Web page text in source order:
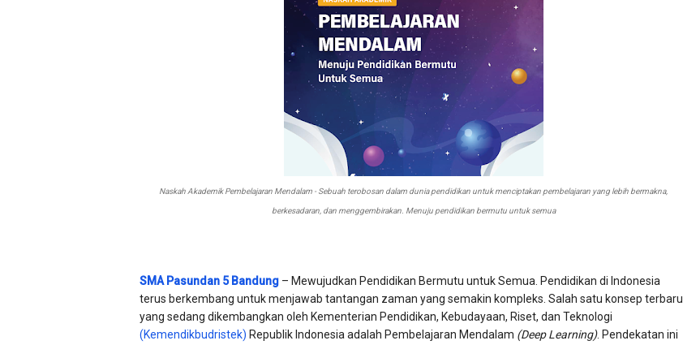
Naskah Akademik Pembelajaran Mendalam - Sebuah terobosan dalam dunia pendidikan untuk menciptakan pembelajaran yang lebih bermakna,
berkesadaran, dan menggembirakan. Menuju pendidikan bermutu untuk semua
SMA Pasundan 5 Bandung – Mewujudkan Pendidikan Bermutu untuk Semua. Pendidikan di Indonesia
terus berkembang untuk menjawab tantangan zaman yang semakin kompleks. Salah satu konsep terbaru
yang sedang dikembangkan oleh Kementerian Pendidikan, Kebudayaan, Riset, dan Teknologi
(Kemendikbudristek) Republik Indonesia adalah Pembelajaran Mendalam (Deep Learning). Pendekatan ini